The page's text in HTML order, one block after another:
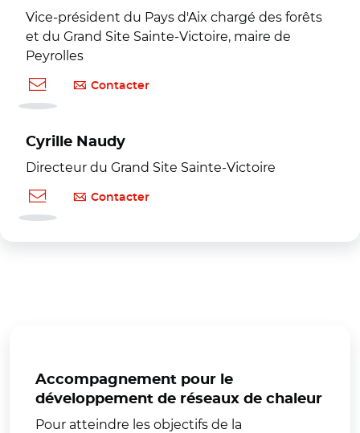
Vice-président du Pays d'Aix chargé des forêts
et du Grand Site Sainte-Victoire, maire de
Peyrolles
Contacter
Cyrille Naudy
Directeur du Grand Site Sainte-Victoire
Contacter
Accompagnement pour le
développement de réseaux de chaleur
Pour atteindre les objectifs de la